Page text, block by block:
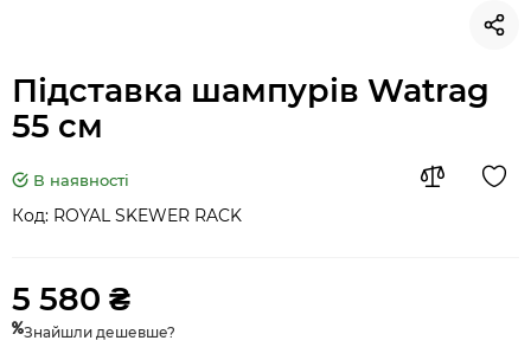
Підставка шампурів Watrag
55 см
В наявності
Код: ROYAL SKEWER RACK
5 580 ₴
Знайшли дешевше?